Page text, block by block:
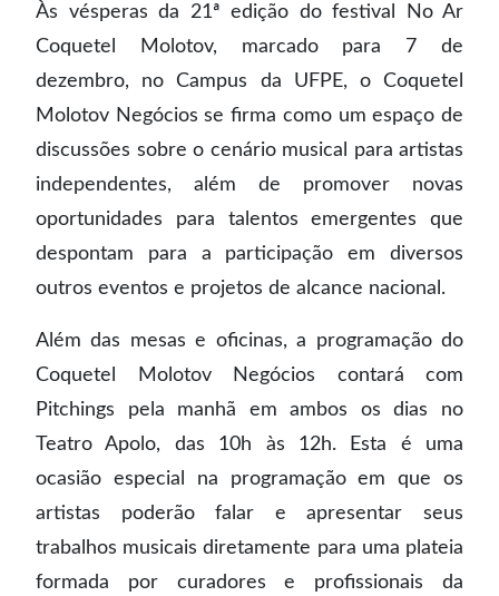
Às vésperas da 21ª edição do festival No Ar
Coquetel Molotov, marcado para 7 de
dezembro, no Campus da UFPE, o Coquetel
Molotov Negócios se firma como um espaço de
discussões sobre o cenário musical para artistas
independentes, além de promover novas
oportunidades para talentos emergentes que
despontam para a participação em diversos
outros eventos e projetos de alcance nacional.
Além das mesas e oficinas, a programação do
Coquetel Molotov Negócios contará com
Pitchings pela manhã em ambos os dias no
Teatro Apolo, das 10h às 12h. Esta é uma
ocasião especial na programação em que os
artistas poderão falar e apresentar seus
trabalhos musicais diretamente para uma plateia
formada por curadores e profissionais da